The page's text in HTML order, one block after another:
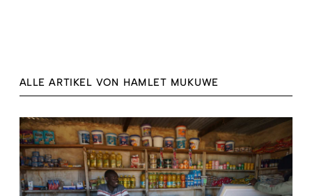
ALLE ARTIKEL VON HAMLET MUKUWE